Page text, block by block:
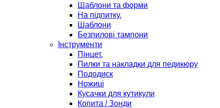
Шаблони та форми
На підпитку.
Шаблони
Безпилові тампони
Інструменти
Пінцет.
Пилки та накладки для педикюру
Пододиск
Ножиці
Кусачки для кутикули
Копита / Зонди